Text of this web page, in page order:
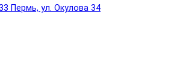
Пермь, ул. Окулова 34